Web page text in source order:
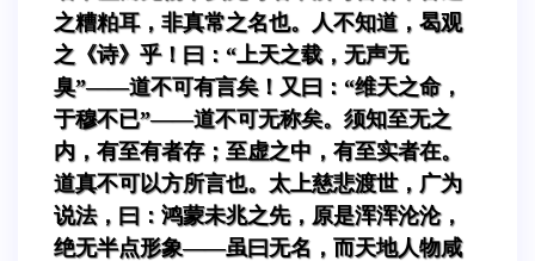
之糟粕耳，非真常之名也。人不知道，曷观
之《诗》乎！曰：“上天之载，无声无
臭”——道不可有言矣！又曰：“维天之命，
于穆不已”——道不可无称矣。须知至无之
内，有至有者存；至虚之中，有至实者在。
道真不可以方所言也。太上慈悲渡世，广为
说法，曰：鸿蒙未兆之先，原是浑浑沦沦，
绝无半点形象——虽曰无名，而天地人物咸